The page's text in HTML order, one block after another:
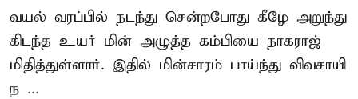
வயல் வரப்பில் நடந்து சென்றபோது கீழே அறுந்து
கிடந்த உயர் மின் அழுத்த கம்பியை நாகராஜ்
மிதித்துள்ளார். இதில் மின்சாரம் பாய்ந்து விவசாயி
ந ...